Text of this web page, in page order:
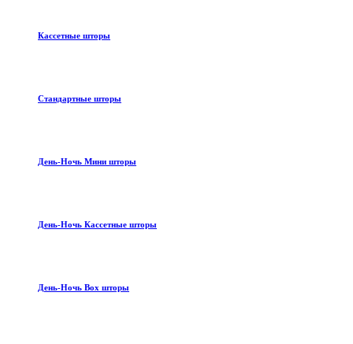
Кассетные шторы
Стандартные шторы
День-Ночь Мини шторы
День-Ночь Кассетные шторы
День-Ночь Box шторы